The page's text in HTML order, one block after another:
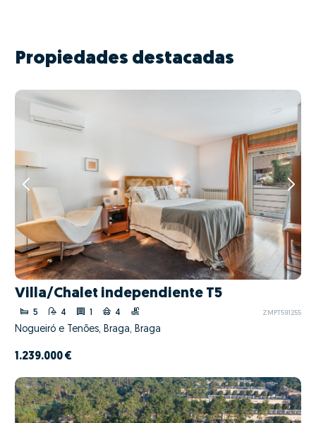
Propiedades destacadas
Villa/Chalet independiente T5
5 4 1 4 ZMPT591255
Nogueiró e Tenões, Braga, Braga
1.239.000 €